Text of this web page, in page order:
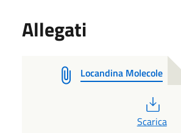
Allegati
Locandina Molecole
Scarica